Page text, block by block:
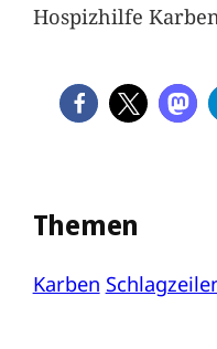
Hospizhilfe
Themen
Karben